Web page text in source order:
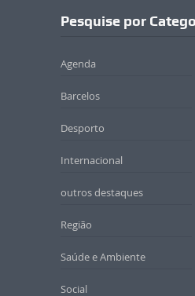
Pesquise por
Agenda
Barcelos
Desporto
Internacional
outros destaques
Região
Saúde e Ambiente
Social